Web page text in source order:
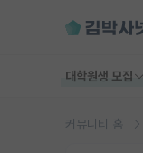
대학원생 모집
커뮤니티 홈